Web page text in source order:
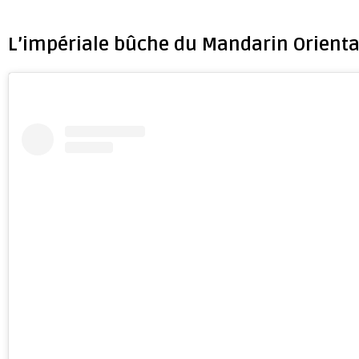
L’impériale bûche du Mandarin